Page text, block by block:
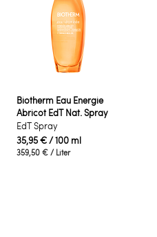
Biotherm Eau Energie
Abricot EdT Nat. Spray
EdT Spray
35,95 € / 100 ml
359,50 € / Liter